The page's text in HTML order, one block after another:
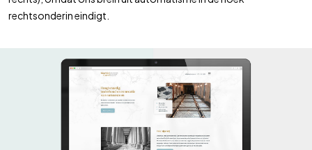
rechtsonderin eindigt.